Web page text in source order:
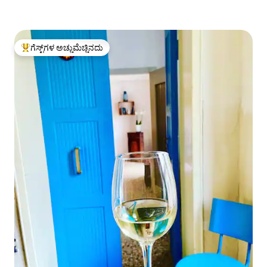
ಗೆಸ್ಟ್‌ಗಳಿಗೆ ಅತಿ ಹೆಚ್ಚು ಅಚ್ಚುಮೆಚ್ಚಿನದು
ಗೆಸ್ಟ್‌ಗಳ ಅಚ್ಚುಮೆಚ್ಚಿನದು